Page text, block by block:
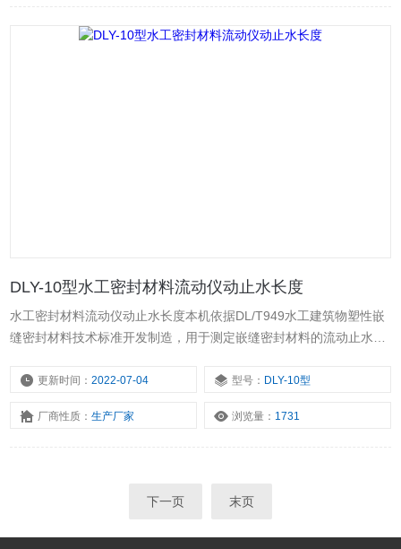
DLY-10型水工密封材料流动仪动止水长度
水工密封材料流动仪动止水长度本机依据DL/T949水工建筑物塑性嵌
缝密封材料技术标准开发制造，用于测定嵌缝密封材料的流动止水长
更新时间：2022-07-04 型号： DLY-10型
厂商性质：生产厂家 浏览量： 1731
下一页 末页